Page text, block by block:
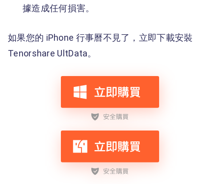
據造成任何損害。
如果您的 iPhone 行事曆不見了，立即下載安裝
Tenorshare UltData。